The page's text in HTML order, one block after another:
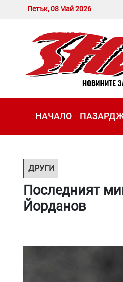
Петък, 08 Май 2026
НАЧАЛО
ДРУГИ
Последният
Йорданов